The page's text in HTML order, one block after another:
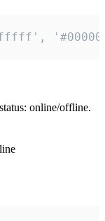
online/offline.